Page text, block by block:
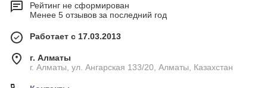
Рейтинг не сформирован
Менее 5 отзывов за последний год
Работает с 17.03.2013
г. Алматы
г. Алматы, ул. Ангарская 133/20, Алматы, Казахстан